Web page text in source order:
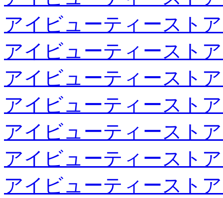
アイビューティースト
アイビューティースト
アイビューティースト
アイビューティースト
アイビューティースト
アイビューティースト
アイビューティースト